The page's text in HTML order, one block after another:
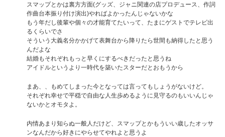
スマップとかは裏方方面(グッズ、ジャニ関連の店プロデュース、作詞
作曲台本振り付け演出)やればよかったんじゃないかな
もう年だし後輩や個々の才能育てたいって、たまにゲストでテレビ出
るくらいでさ
そういう大義名分かかげて表舞台から降りたら世間も納得したと思う
んだよな
結婚もそれぞれもっと早くにするべきだったと思うね
アイドルというより一時代を築いたスターだとおもうから
まあ、、もめてしまった今となっては言ってもしょうがないけど。
それぞれ幸せで平穏で自由な人生歩めるように見守るのもいいんじゃ
ないかとオモタよ。
内情あまり知らぬ一般人だけど、スマップとかもういい歳したオッサ
ンなんだから好きにやらせてやれよと思うよ